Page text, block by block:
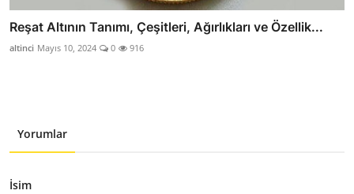
Reşat Altının Tanımı, Çeşitleri, Ağırlıkları ve Özellik...
altinci Mayıs 10, 2024 0 916
Yorumlar
İsim